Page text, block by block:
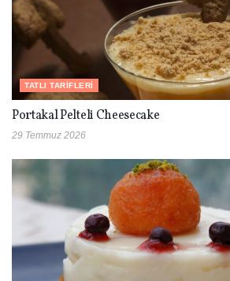
TATLI TARIFLERI
Portakal Pelteli Cheesecake
29 Temmuz 2026